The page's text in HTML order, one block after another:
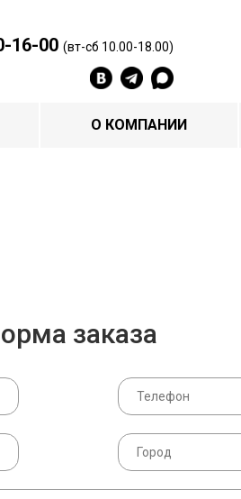
16-00 (вт-сб 10.00-18.00)
О КОМПАНИИ
заказа